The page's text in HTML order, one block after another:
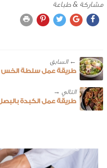
مشاركة & طباعة
← ‎السابق
طريقة عمل سلطة الخس
طريقة عمل الكبدة